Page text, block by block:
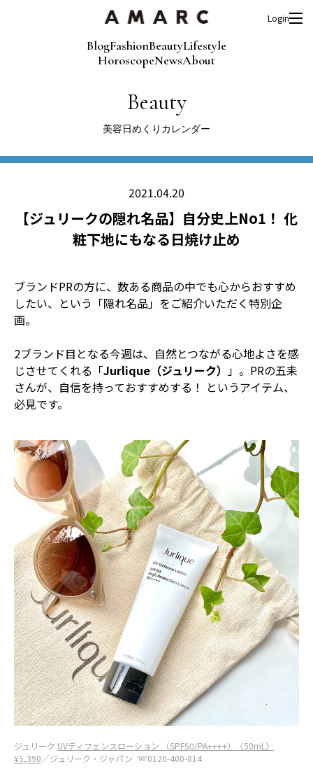
BlogFashionBeautyLifestyle
HoroscopeNewsAbout
Login
Beauty
美容日めくりカレンダー
2021.04.20
【ジュリークの隠れ名品】自分史上No1！ 化
粧下地にもなる日焼け止め
ブランドPRの方に、数ある商品の中でも心からおすすめ
したい、という「隠れ名品」をご紹介いただく特別企
画。
2ブランド目となる今週は、自然とつながる心地よさを感
じさせてくれる「Jurlique（ジュリーク） 」。PRの五耒
さんが、自信を持っておすすめする！ というアイテム、
必見です。
ジュリーク UVディフェンスローション （SPF50/PA++++）〈50mL〉
¥5,390／ジュリーク・ジャパン ➿0120-400-814